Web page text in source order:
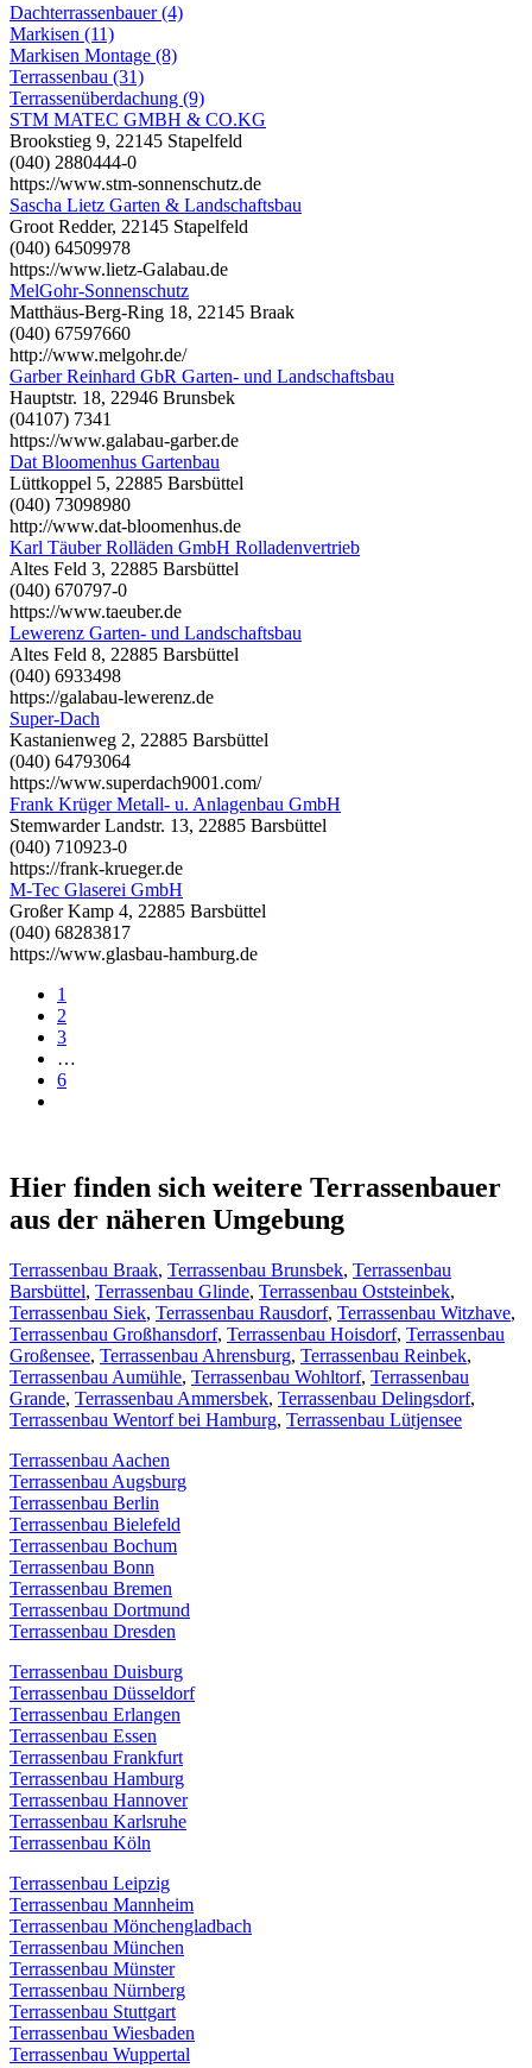
Dachterrassenbauer (4)
Markisen (11)
Markisen Montage (8)
Terrassenbau (31)
Terrassenüberdachung (9)
STM MATEC GMBH & CO.KG
Brookstieg 9, 22145 Stapelfeld
(040) 2880444-0
https://www.stm-sonnenschutz.de
Sascha Lietz Garten & Landschaftsbau
Groot Redder, 22145 Stapelfeld
(040) 64509978
https://www.lietz-Galabau.de
MelGohr-Sonnenschutz
Matthäus-Berg-Ring 18, 22145 Braak
(040) 67597660
http://www.melgohr.de/
Garber Reinhard GbR Garten- und Landschaftsbau
Hauptstr. 18, 22946 Brunsbek
(04107) 7341
https://www.galabau-garber.de
Dat Bloomenhus Gartenbau
Lüttkoppel 5, 22885 Barsbüttel
(040) 73098980
http://www.dat-bloomenhus.de
Karl Täuber Rolläden GmbH Rolladenvertrieb
Altes Feld 3, 22885 Barsbüttel
(040) 670797-0
https://www.taeuber.de
Lewerenz Garten- und Landschaftsbau
Altes Feld 8, 22885 Barsbüttel
(040) 6933498
https://galabau-lewerenz.de
Super-Dach
Kastanienweg 2, 22885 Barsbüttel
(040) 64793064
https://www.superdach9001.com/
Frank Krüger Metall- u. Anlagenbau GmbH
Stemwarder Landstr. 13, 22885 Barsbüttel
(040) 710923-0
https://frank-krueger.de
M-Tec Glaserei GmbH
Großer Kamp 4, 22885 Barsbüttel
(040) 68283817
https://www.glasbau-hamburg.de
1
2
3
…
6
Hier finden sich weitere Terrassenbauer
aus der näheren Umgebung
Terrassenbau Braak, Terrassenbau Brunsbek, Terrassenbau
Barsbüttel, Terrassenbau Glinde, Terrassenbau Oststeinbek,
Terrassenbau Siek, Terrassenbau Rausdorf, Terrassenbau Witzhave,
Terrassenbau Großhansdorf, Terrassenbau Hoisdorf, Terrassenbau
Großensee, Terrassenbau Ahrensburg, Terrassenbau Reinbek,
Terrassenbau Aumühle, Terrassenbau Wohltorf, Terrassenbau
Grande, Terrassenbau Ammersbek, Terrassenbau Delingsdorf,
Terrassenbau Wentorf bei Hamburg, Terrassenbau Lütjensee
Terrassenbau Aachen
Terrassenbau Augsburg
Terrassenbau Berlin
Terrassenbau Bielefeld
Terrassenbau Bochum
Terrassenbau Bonn
Terrassenbau Bremen
Terrassenbau Dortmund
Terrassenbau Dresden
Terrassenbau Duisburg
Terrassenbau Düsseldorf
Terrassenbau Erlangen
Terrassenbau Essen
Terrassenbau Frankfurt
Terrassenbau Hamburg
Terrassenbau Hannover
Terrassenbau Karlsruhe
Terrassenbau Köln
Terrassenbau Leipzig
Terrassenbau Mannheim
Terrassenbau Mönchengladbach
Terrassenbau München
Terrassenbau Münster
Terrassenbau Nürnberg
Terrassenbau Stuttgart
Terrassenbau Wiesbaden
Terrassenbau Wuppertal